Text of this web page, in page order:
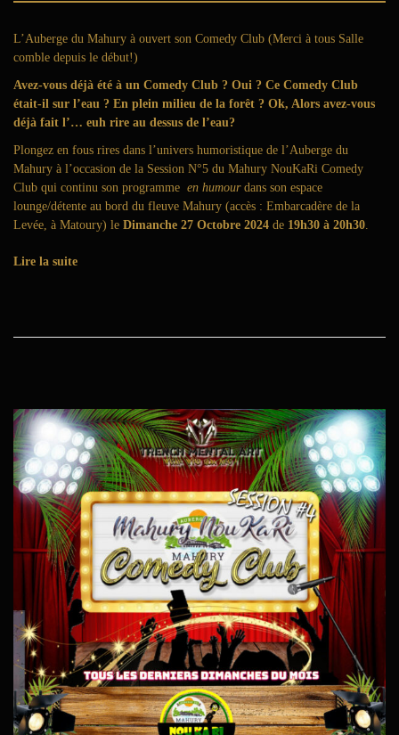
û
t
0
2
6
L’Auberge du Mahury à ouvert son Comedy Club (Merci à tous Salle
comble depuis le début!)
Avez-vous déjà été à un Comedy Club ? Oui ? Ce Comedy Club
était-il sur l’eau ? En plein milieu de la forêt ? Ok, Alors avez-vous
déjà fait l’… euh rire au dessus de l’eau?
Plongez en fous rires dans l’univers humoristique de l’Auberge du
Mahury à l’occasion de la Session N°5 du Mahury NouKaRi Comedy
Club qui continu son programme en humour dans son espace
lounge/détente au bord du fleuve Mahury (accès : Embarcadère de la
Levée, à Matoury) le Dimanche 27 Octobre 2024 de 19h30 à 20h30.
Lire la suite